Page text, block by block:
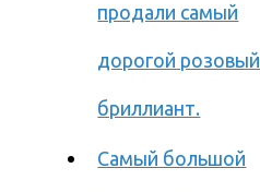
продали самый
дорогой розовый
бриллиант.
Самый большой